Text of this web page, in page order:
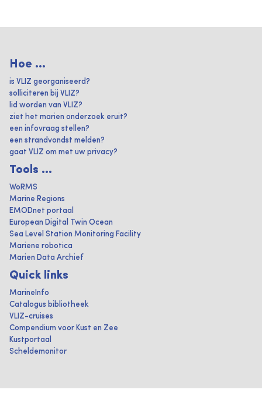
Hoe ...
is VLIZ georganiseerd?
solliciteren bij VLIZ?
lid worden van VLIZ?
ziet het marien onderzoek eruit?
een infovraag stellen?
een strandvondst melden?
gaat VLIZ om met uw privacy?
Tools ...
WoRMS
Marine Regions
EMODnet portaal
European Digital Twin Ocean
Sea Level Station Monitoring Facility
Mariene robotica
Marien Data Archief
Quick links
MarineInfo
Catalogus bibliotheek
VLIZ-cruises
Compendium voor Kust en Zee
Kustportaal
Scheldemonitor